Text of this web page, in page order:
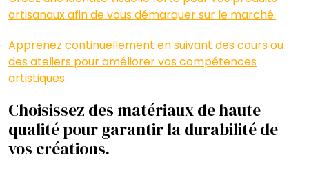
artisanaux afin de vous démarquer sur le marché.
Apprenez continuellement en suivant des cours ou
des ateliers pour améliorer vos compétences
artistiques.
Choisissez des matériaux de haute
qualité pour garantir la durabilité de
vos créations.